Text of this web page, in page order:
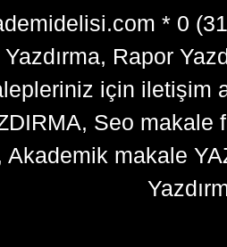
* 0
Yazdırma, Rapor
için iletişim
Seo makale
Akademik makale